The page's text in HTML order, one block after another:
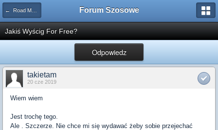
← Road Maraton Forum Szosowe
Jakiś Wyścig For Free?
Odpowiedz
takietam
20 cze 2019
Wiem wiem
Jest trochę tego.
Ale . Szczerze. Nie chce mi się wydawać żeby sobie przejechać